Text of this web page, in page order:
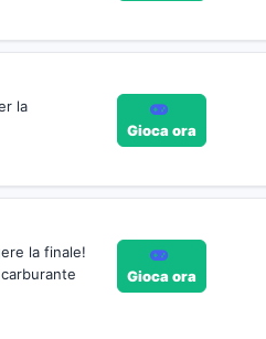
la
Gioca ora
la finale!
Gioca ora